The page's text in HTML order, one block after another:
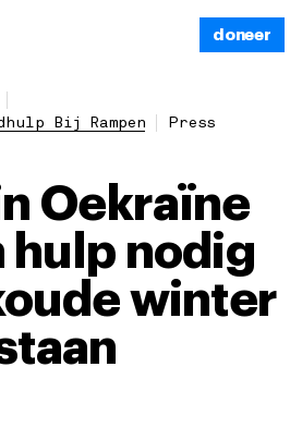
doneer
Bij Rampen
Press
Oekraïne
hulp nodig
winter